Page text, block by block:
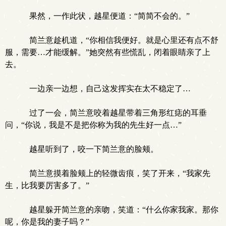
果然，一作此状，越星便道：“简简不会的。”
简兰意趁机道，“你相信我便好。就是心里还有点不舒
服，需要…才能缓解。”她突然有些慌乱，闭着眼睛亲了上
去。
一边亲一边想，自己这发挥实在太不稳定了…
过了一会，简兰意咬着越星带着三角形红痣的耳垂
问，“你说，我是不是把你称为我的先生好一点…”
越星听到了，咬一下简兰意的脸颊。
简兰意摸着脸颊上的轻微齿痕，笑了开来，“我家先
生，比我要厉害多了。”
越星躲开简兰意的亲吻，笑道：“什么你家我家。那你
呢，你是我的妻子吗？”